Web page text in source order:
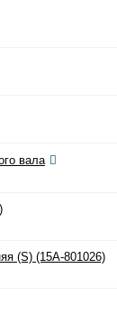
вала
(S) (15A-801026)